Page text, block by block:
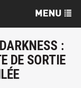
:
DE SORTIE